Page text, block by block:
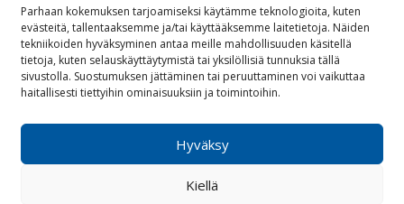
Parhaan kokemuksen tarjoamiseksi käytämme teknologioita, kuten
evästeitä, tallentaaksemme ja/tai käyttääksemme laitetietoja. Näiden
tekniikoiden hyväksyminen antaa meille mahdollisuuden käsitellä
tietoja, kuten selauskäyttäytymistä tai yksilöllisiä tunnuksia tällä
sivustolla. Suostumuksen jättäminen tai peruuttaminen voi vaikuttaa
haitallisesti tiettyihin ominaisuuksiin ja toimintoihin.
Hyväksy
Kiellä
 Töihin meille
 Lähetä meille palautetta
 Seuraa meitä Facebookissa

Vastuullisuus